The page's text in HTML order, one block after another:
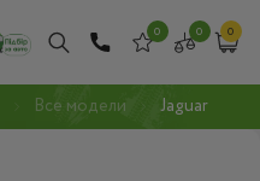
0 0 0
Все модели Jaguar